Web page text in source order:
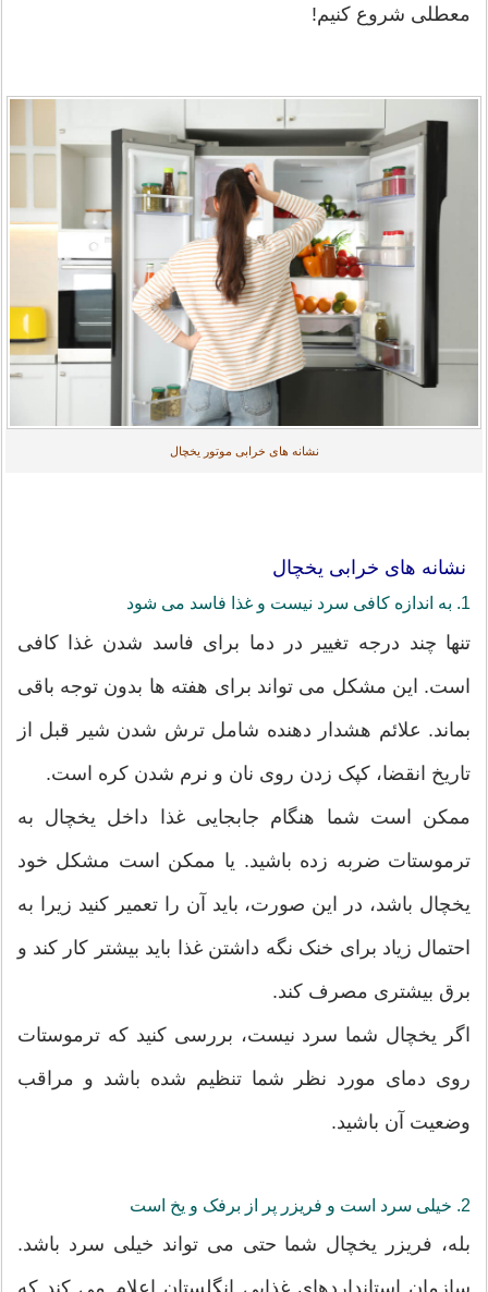
معطلی شروع کنیم!
نشانه های خرابی موتور یخچال
نشانه های خرابی یخچال
1. به اندازه کافی سرد نیست و غذا فاسد می شود
تنها چند درجه تغییر در دما برای فاسد شدن غذا کافی
است. این مشکل می تواند برای هفته ها بدون توجه باقی
بماند. علائم هشدار دهنده شامل ترش شدن شیر قبل از
تاریخ انقضا، کپک زدن روی نان و نرم شدن کره است.
ممکن است شما هنگام جابجایی غذا داخل یخچال به
ترموستات ضربه زده باشید. یا ممکن است مشکل خود
یخچال باشد، در این صورت، باید آن را تعمیر کنید زیرا به
احتمال زیاد برای خنک نگه داشتن غذا باید بیشتر کار کند و
برق بیشتری مصرف کند.
اگر یخچال شما سرد نیست، بررسی کنید که ترموستات
روی دمای مورد نظر شما تنظیم شده باشد و مراقب
وضعیت آن باشید.
2. خیلی سرد است و فریزر پر از برفک و یخ است
بله، فریزر یخچال شما حتی می تواند خیلی سرد باشد.
سازمان استانداردهای غذایی انگلستان اعلام می کند که